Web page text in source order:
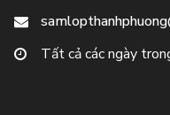
Tất cả các ngày